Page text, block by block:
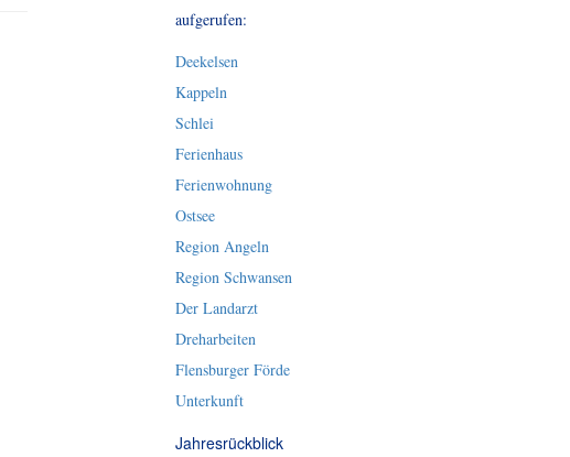
aufgerufen:
Deekelsen
Kappeln
Schlei
Ferienhaus
Ferienwohnung
Ostsee
Region Angeln
Region Schwansen
Der Landarzt
Dreharbeiten
Flensburger Förde
Unterkunft
Jahresrückblick